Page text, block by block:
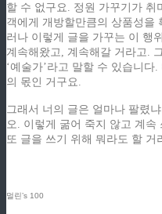
할 수 없구요. 정원 가꾸기가
객에게 개방할만큼의 상품성을
러나 이렇게 글을 가꾸는 이 행
계속해왔고, 계속해갈 거라고.
‘예술가’라고 말할 수 있습니
의 몫인 거구요.
그래서 너의 글은 얼마나 팔렸
오. 이렇게 굶어 죽지 않고 계속
또 글을 쓰기 위해 뭐라도 할 거
멀린’s 100